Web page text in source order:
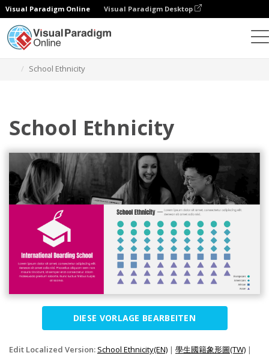
Visual Paradigm Online Visual Paradigm Desktop
School Ethnicity
School Ethnicity
DIESE VORLAGE BEARBEITEN
Edit Localized Version: School Ethnicity(EN) | 學生國籍象形圖(TW) |